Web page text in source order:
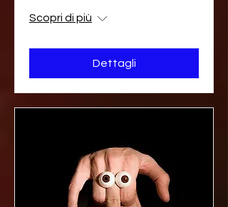
Scopri di più
Dettagli